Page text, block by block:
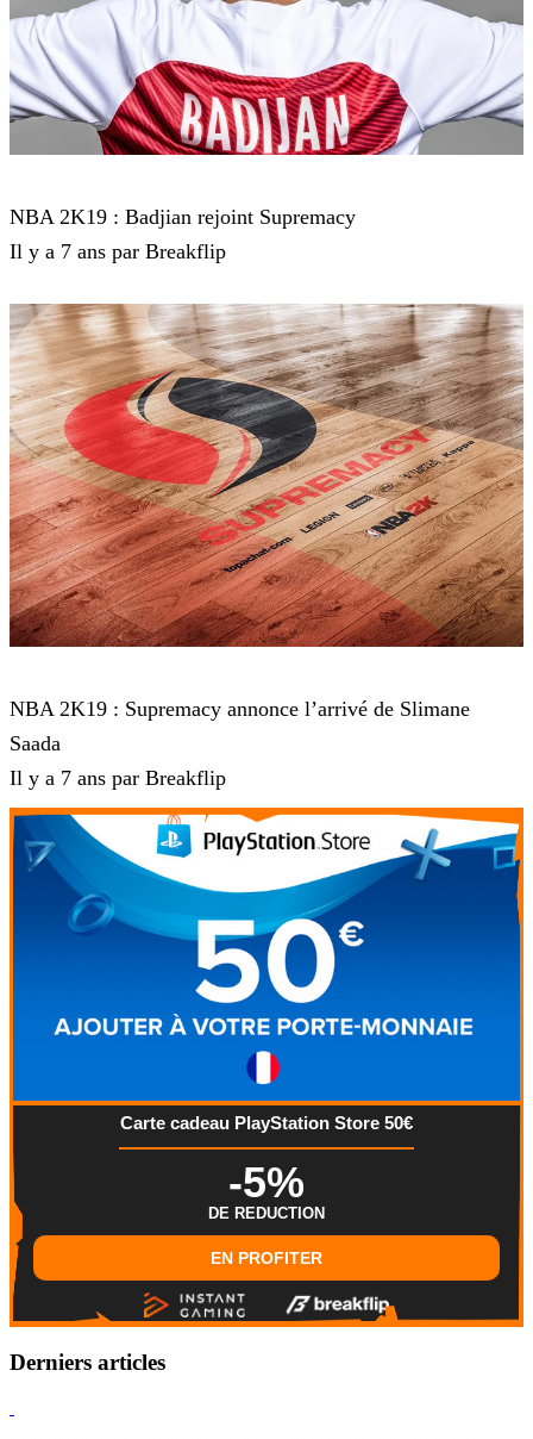
NBA 2K19 : Badjian rejoint Supremacy
Il y a 7 ans par Breakflip
NBA 2K19 : Supremacy annonce l’arrivé de Slimane
Saada
Il y a 7 ans par Breakflip
Carte cadeau PlayStation Store 50€
-5%
DE REDUCTION
EN PROFITER
Derniers articles